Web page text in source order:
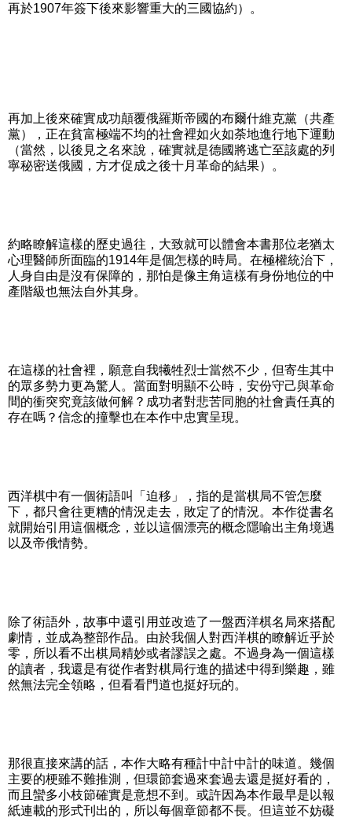
再於1907年簽下後來影響重大的三國協約）。
再加上後來確實成功顛覆俄羅斯帝國的布爾什維克黨（共產
黨），正在貧富極端不均的社會裡如火如荼地進行地下運動
（當然，以後見之名來說，確實就是德國將逃亡至該處的列
寧秘密送俄國，方才促成之後十月革命的結果）。
約略瞭解這樣的歷史過往，大致就可以體會本書那位老猶太
心理醫師所面臨的1914年是個怎樣的時局。在極權統治下，
人身自由是沒有保障的，那怕是像主角這樣有身份地位的中
產階級也無法自外其身。
在這樣的社會裡，願意自我犧牲烈士當然不少，但寄生其中
的眾多勢力更為驚人。當面對明顯不公時，安份守己與革命
間的衝突究竟該做何解？成功者對悲苦同胞的社會責任真的
存在嗎？信念的撞擊也在本作中忠實呈現。
西洋棋中有一個術語叫「迫移」，指的是當棋局不管怎麼
下，都只會往更糟的情況走去，敗定了的情況。本作從書名
就開始引用這個概念，並以這個漂亮的概念隱喻出主角境遇
以及帝俄情勢。
除了術語外，故事中還引用並改造了一盤西洋棋名局來搭配
劇情，並成為整部作品。由於我個人對西洋棋的瞭解近乎於
零，所以看不出棋局精妙或者謬誤之處。不過身為一個這樣
的讀者，我還是有從作者對棋局行進的描述中得到樂趣，雖
然無法完全領略，但看看門道也挺好玩的。
那很直接來講的話，本作大略有種計中計中計的味道。幾個
主要的梗雖不難推測，但環節套過來套過去還是挺好看的，
而且蠻多小枝節確實是意想不到。或許因為本作最早是以報
紙連載的形式刊出的，所以每個章節都不長。但這並不妨礙